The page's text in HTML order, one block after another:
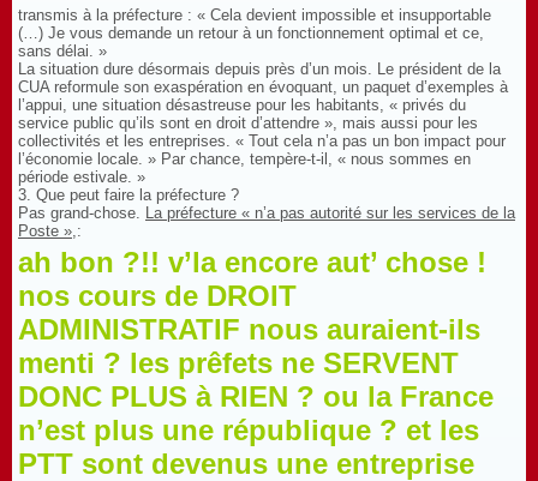
transmis à la préfecture : « Cela devient impossible et insupportable
(…) Je vous demande un retour à un fonctionnement optimal et ce,
sans délai. »
La situation dure désormais depuis près d’un mois. Le président de la
CUA reformule son exaspération en évoquant, un paquet d’exemples à
l’appui, une situation désastreuse pour les habitants, « privés du
service public qu’ils sont en droit d’attendre », mais aussi pour les
collectivités et les entreprises. « Tout cela n’a pas un bon impact pour
l’économie locale. » Par chance, tempère-t-il, « nous sommes en
période estivale. »
3. Que peut faire la préfecture ?
Pas grand-chose. La préfecture « n’a pas autorité sur les services de la
Poste »,:
ah bon ?!! v’la encore aut’ chose !
nos cours de DROIT
ADMINISTRATIF nous auraient-ils
menti ? les prêfets ne SERVENT
DONC PLUS à RIEN ? ou la France
n’est plus une république ? et les
PTT sont devenus une entreprise